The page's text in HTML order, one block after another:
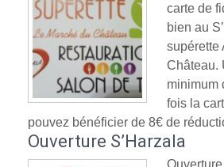
carte de
bien au
supérette
Château.
minimum
fois la
pouvez bénéficier de 8€ de
Ouverture S’Harzala